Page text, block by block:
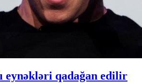
eynəkləri qadağan edilir